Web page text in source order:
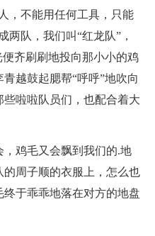
，不能用任何工具，只能
队，我们叫“红龙队”，
齐刷刷地投向那小小的鸡
越鼓起腮帮“呼呼”地吹向
啦啦队员们，也配合着大
鸡毛又会飘到我们的.地
周子顺的衣服上，怎么也
于乖乖地落在对方的地盘